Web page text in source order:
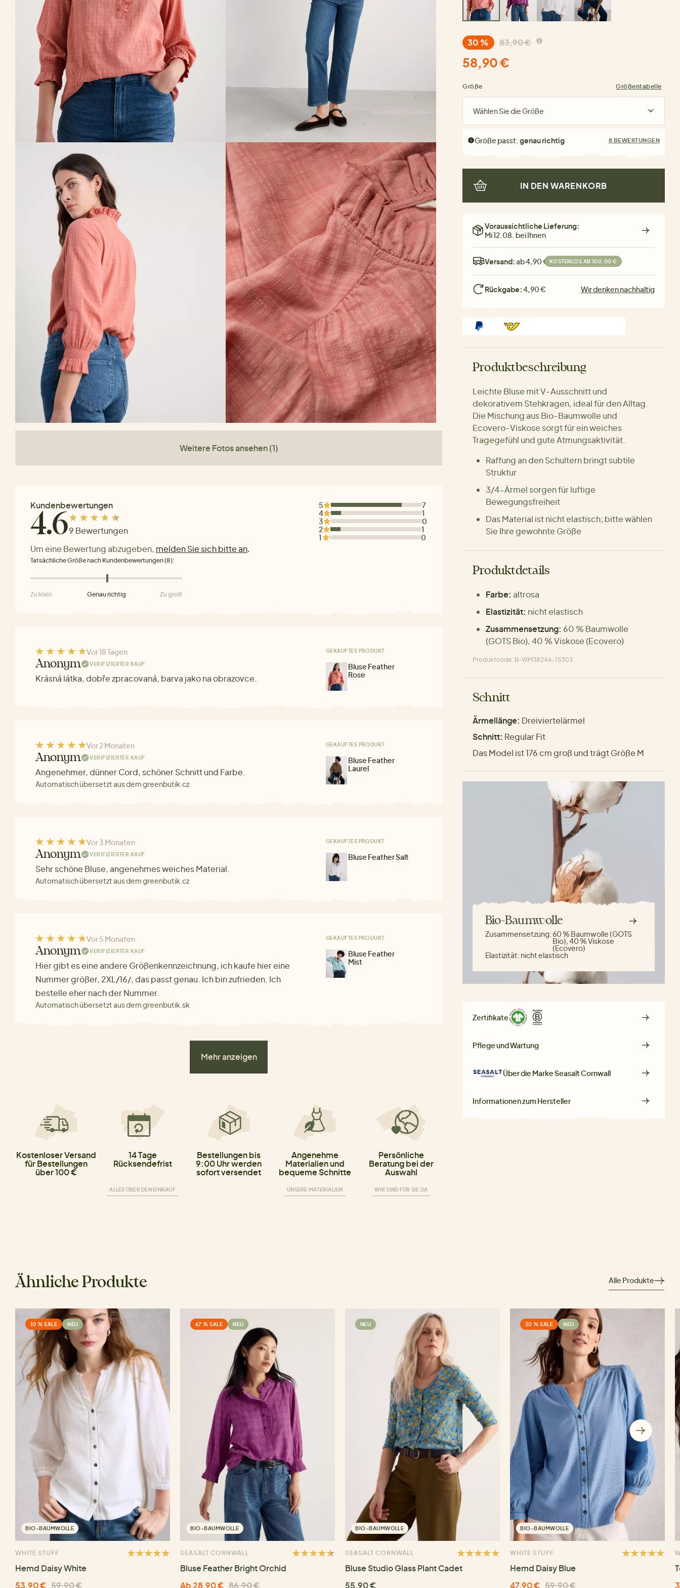
Weitere Fotos ansehen (1)
Kundenbewertungen
4.69 Bewertungen
Um eine Bewertung abzugeben, melden Sie sich bitte an.
5
7
4
1
3
0
2
1
1
0
Tatsächliche Größe nach Kundenbewertungen (8):
Zu klein Genau richtig Zu groß
Vor 18 Tagen
Anonym VERIFIZIERTER KAUF
Krásná látka, dobře zpracovaná, barva jako na obrazovce.
GEKAUFTES PRODUKT
Bluse Feather
Rose
Vor 2 Monaten
Anonym VERIFIZIERTER KAUF
Angenehmer, dünner Cord, schöner Schnitt und Farbe.
Automatisch übersetzt aus dem greenbutik.cz
GEKAUFTES PRODUKT
Bluse Feather
Laurel
Vor 3 Monaten
Anonym VERIFIZIERTER KAUF
Sehr schöne Bluse, angenehmes weiches Material.
Automatisch übersetzt aus dem greenbutik.cz
GEKAUFTES PRODUKT
Bluse Feather Salt
Vor 5 Monaten
Anonym VERIFIZIERTER KAUF
Hier gibt es eine andere Größenkennzeichnung, ich kaufe hier eine
Nummer größer, 2XL/16/, das passt genau. Ich bin zufrieden. Ich
bestelle eher nach der Nummer.
Automatisch übersetzt aus dem greenbutik.sk
GEKAUFTES PRODUKT
Bluse Feather
Mist
Mehr anzeigen
Kostenloser Versand
für Bestellungen
über 100 €
14 Tage
Rücksendefrist
ALLES ÜBER DEN EINKAUF
Bestellungen bis
9:00 Uhr werden
sofort versendet
Angenehme
Materialien und
bequeme Schnitte
UNSERE MATERIALIEN
Persönliche
Beratung bei der
Auswahl
WIR SIND FÜR SIE DA
30 % 83,90 €
58,90 €
Größe Größentabelle
Wählen Sie die Größe
Größe passt:genau richtig 8 BEWERTUNGEN
IN DEN WARENKORB
Voraussichtliche Lieferung:
Mi 12.08. bei Ihnen
Versand:ab 4,90 € KOSTENLOS AB 100,00 €
Rückgabe:4,90 € Wir denken nachhaltig
Produktbeschreibung
Leichte Bluse mit V-Ausschnitt und
dekorativem Stehkragen, ideal für den Alltag.
Die Mischung aus Bio-Baumwolle und
Ecovero-Viskose sorgt für ein weiches
Tragegefühl und gute Atmungsaktivität.
Raffung an den Schultern bringt subtile
Struktur
3/4-Ärmel sorgen für luftige
Bewegungsfreiheit
Das Material ist nicht elastisch; bitte wählen
Sie Ihre gewohnte Größe
Produktdetails
Farbe: altrosa
Elastizität: nicht elastisch
Zusammensetzung: 60 % Baumwolle
(GOTS Bio), 40 % Viskose (Ecovero)
Produktcode: B-WM38246-15303
Schnitt
Ärmellänge: Dreiviertelärmel
Schnitt: Regular Fit
Das Model ist 176 cm groß und trägt Größe M
Bio-Baumwolle
Zusammensetzung:60 % Baumwolle (GOTS
Bio), 40 % Viskose
(Ecovero)
Elastizität: nicht elastisch
Zertifikate
Pflege und Wartung
Über die MarkeSeasalt Cornwall
Informationen zum Hersteller
Ähnliche Produkte Alle Produkte
10 % SALE NEU
BIO-BAUMWOLLE
WHITE STUFF
Hemd Daisy White
53,90 € 59,90 €
67 % SALE NEU
BIO-BAUMWOLLE
SEASALT CORNWALL
Bluse Feather Bright Orchid
Ab 28,90 € 86,90 €
NEU
BIO-BAUMWOLLE
SEASALT CORNWALL
Bluse Studio Glass Plant Cadet
55,90 €
20 % SALE NEU
BIO-BAUMWOLLE
WHITE STUFF
Hemd Daisy Blue
47,90 € 59,90 €